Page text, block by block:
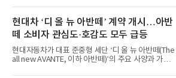
디교육, 대교, 디지
이 순으로 뒤를 이었다.7일 한국기업평판연구소(소장
구창환)는 산업통상자원부 공공기관 41개 브랜드를
대상으로 지난 7월 7일부터 8월 7일까지 수집된 소비
자 빅데이터 91,102,549건을 분석한 결과, 한국전력
공사가 브랜드평판지수 10,670,633을 기록하며 8월
1위에 올랐다고 밝혔다. 분석에 활용된 빅데이터는 지
난 7월(88,893,823건) 대비 2.48% 증가한 수치다.연
현대차 ‘디 올 뉴 아반떼’ 계약 개시…아반
떼 소비자 관심도·호감도 모두 급등
현대자동차가 대표 준중형 세단 ‘디 올 뉴 아반떼(The
all new AVANTE, 이하 아반떼)’의 주요 사양과 가격